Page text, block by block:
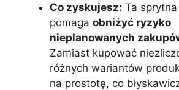
Co zyskujesz: Ta
pomaga obniżyć ryzyko
nieplanowanych
Zamiast kupować
różnych wariantów
na prostotę, co